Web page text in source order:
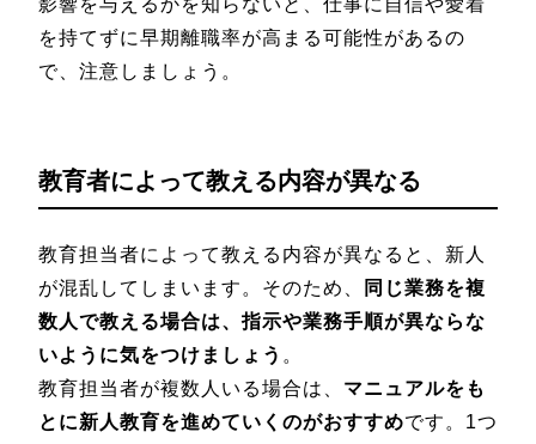
影響を与えるかを知らないと、仕事に自信や愛着
を持てずに早期離職率が高まる可能性があるの
で、注意しましょう。
教育者によって教える内容が異なる
教育担当者によって教える内容が異なると、新人
が混乱してしまいます。そのため、
同じ業務を複
数人で教える場合は、指示や業務手順が異ならな
いように気をつけましょう 。
教育担当者が複数人いる場合は、 マニュアルをも
とに新人教育を進めていくのがおすすめです。1つ